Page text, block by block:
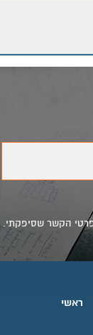
פרטי הקשר שסיפקתי.
ראשי